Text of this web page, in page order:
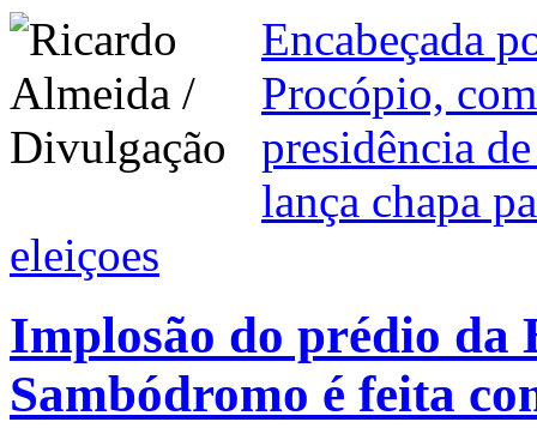
Encabeçada
Procópio,
presidência
lança chapa
eleiçoes
Implosão do prédio da
Sambódromo é feita